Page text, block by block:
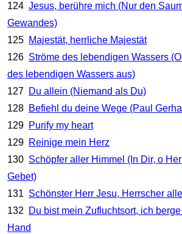
124 Jesus, berühre mich (Nur den
Gewandes)
125 Majestät, herrliche Majestät
126 Ströme des lebendigen Wassers
des lebendigen Wassers aus)
127 Du allein (Niemand als Du)
128 Befiehl du deine Wege (Paul
129 Purify my heart
129 Reinige mein Herz
130 Schöpfer aller Himmel (In Dir, o
Gebet)
131 Schönster Herr Jesu, Herrscher
132
Du bist mein Zufluchtsort, ich
Hand